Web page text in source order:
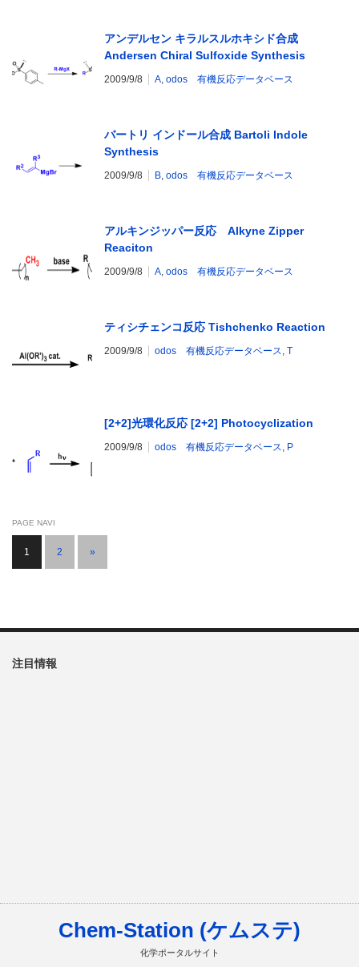
アンデルセン キラルスルホキシド合成
Andersen Chiral Sulfoxide Synthesis
2009/9/8 A, odos 有機反応データベース
バートリ インドール合成 Bartoli Indole
Synthesis
2009/9/8 B, odos 有機反応データベース
アルキンジッパー反応 Alkyne Zipper
Reaciton
2009/9/8 A, odos 有機反応データベース
ティシチェンコ反応 Tishchenko Reaction
2009/9/8 odos 有機反応データベース, T
[2+2]光環化反応 [2+2] Photocyclization
2009/9/8 odos 有機反応データベース, P
PAGE NAVI
1 2 »
注目情報
Chem-Station (ケムステ)
化学ポータルサイト